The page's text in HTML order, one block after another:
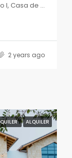
Casa de Campo, Calle Vivero I - 2, Vivero I, Casa de Campo, La Romana, 22000, República Dominicana
2 years ago
ALQUILER